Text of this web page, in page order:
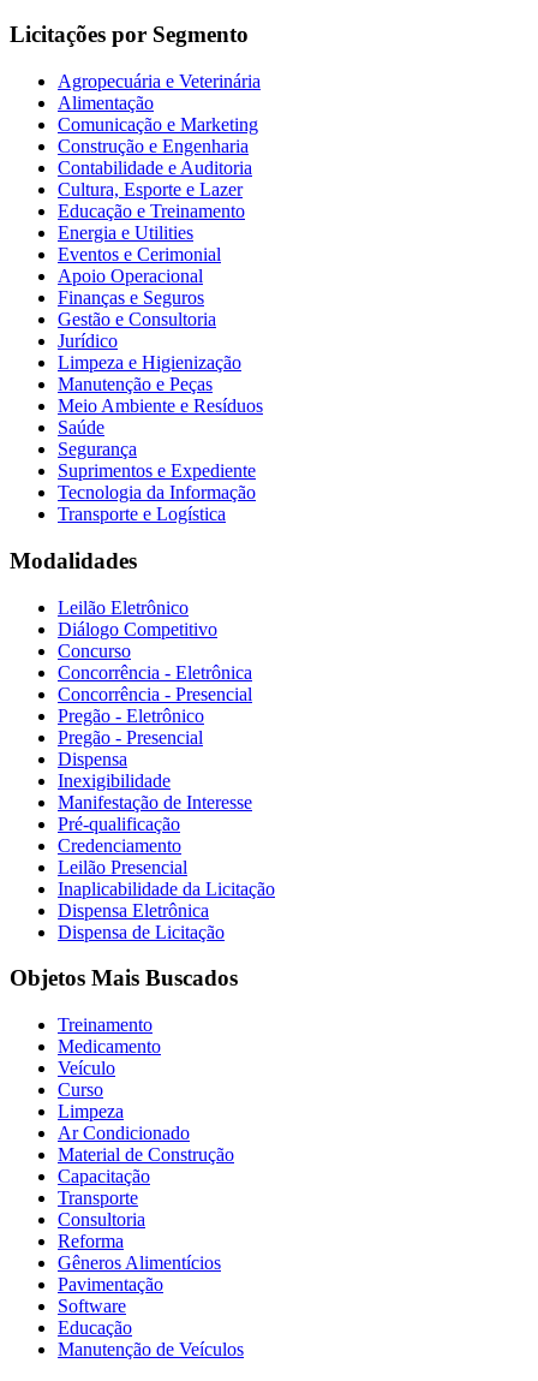
Licitações por Segmento
Agropecuária e Veterinária
Alimentação
Comunicação e Marketing
Construção e Engenharia
Contabilidade e Auditoria
Cultura, Esporte e Lazer
Educação e Treinamento
Energia e Utilities
Eventos e Cerimonial
Apoio Operacional
Finanças e Seguros
Gestão e Consultoria
Jurídico
Limpeza e Higienização
Manutenção e Peças
Meio Ambiente e Resíduos
Saúde
Segurança
Suprimentos e Expediente
Tecnologia da Informação
Transporte e Logística
Modalidades
Leilão Eletrônico
Diálogo Competitivo
Concurso
Concorrência - Eletrônica
Concorrência - Presencial
Pregão - Eletrônico
Pregão - Presencial
Dispensa
Inexigibilidade
Manifestação de Interesse
Pré-qualificação
Credenciamento
Leilão Presencial
Inaplicabilidade da Licitação
Dispensa Eletrônica
Dispensa de Licitação
Objetos Mais Buscados
Treinamento
Medicamento
Veículo
Curso
Limpeza
Ar Condicionado
Material de Construção
Capacitação
Transporte
Consultoria
Reforma
Gêneros Alimentícios
Pavimentação
Software
Educação
Manutenção de Veículos